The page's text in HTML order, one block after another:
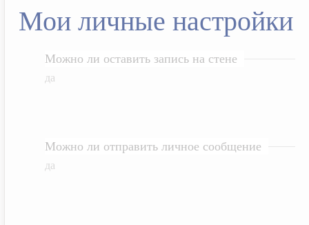
Мои личные настройки
Можно ли оставить запись на стене
да
Можно ли отправить личное сообщение
да